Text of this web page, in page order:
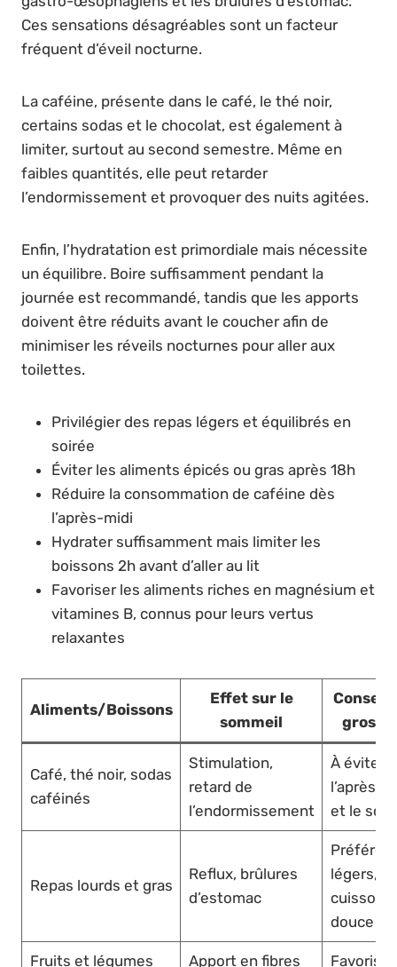
Ces sensations désagréables sont un facteur
fréquent d’éveil nocturne.
La caféine, présente dans le café, le thé noir,
certains sodas et le chocolat, est également à
limiter, surtout au second semestre. Même en
faibles quantités, elle peut retarder
l’endormissement et provoquer des nuits agitées.
Enfin, l’hydratation est primordiale mais nécessite
un équilibre. Boire suffisamment pendant la
journée est recommandé, tandis que les apports
doivent être réduits avant le coucher afin de
minimiser les réveils nocturnes pour aller aux
toilettes.
Privilégier des repas légers et équilibrés en
soirée
Éviter les aliments épicés ou gras après 18h
Réduire la consommation de caféine dès
l’après-midi
Hydrater suffisamment mais limiter les
boissons 2h avant d’aller au lit
Favoriser les aliments riches en magnésium et
vitamines B, connus pour leurs vertus
relaxantes
Aliments/Boissons
Effet sur le
sommeil
Conseil
Café, thé noir, sodas
caféinés
Stimulation,
retard de
l’endormissement
À éviter
l’après-
et le soir
Repas lourds et gras
Reflux, brûlures
d’estomac
Préférer
légers,
cuisson
douce
Fruits et légumes Apport en fibres Favoriser